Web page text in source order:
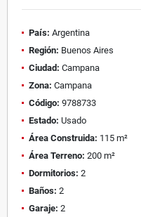
País: Argentina
Región: Buenos Aires
Ciudad: Campana
Zona: Campana
Código: 9788733
Estado: Usado
Área Construida: 115 m²
Área Terreno: 200 m²
Dormitorios: 2
Baños: 2
Garaje: 2